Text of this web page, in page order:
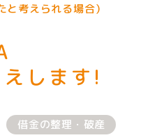
考えられる場合）
します!
借金の整理・破産